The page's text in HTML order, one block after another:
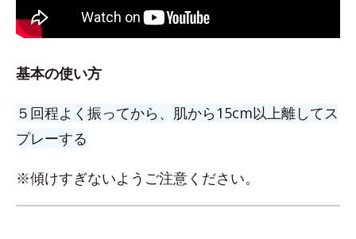
基本の使い方
５回程よく振ってから、肌から15cm以上離してス
プレーする
※傾けすぎないようご注意ください。